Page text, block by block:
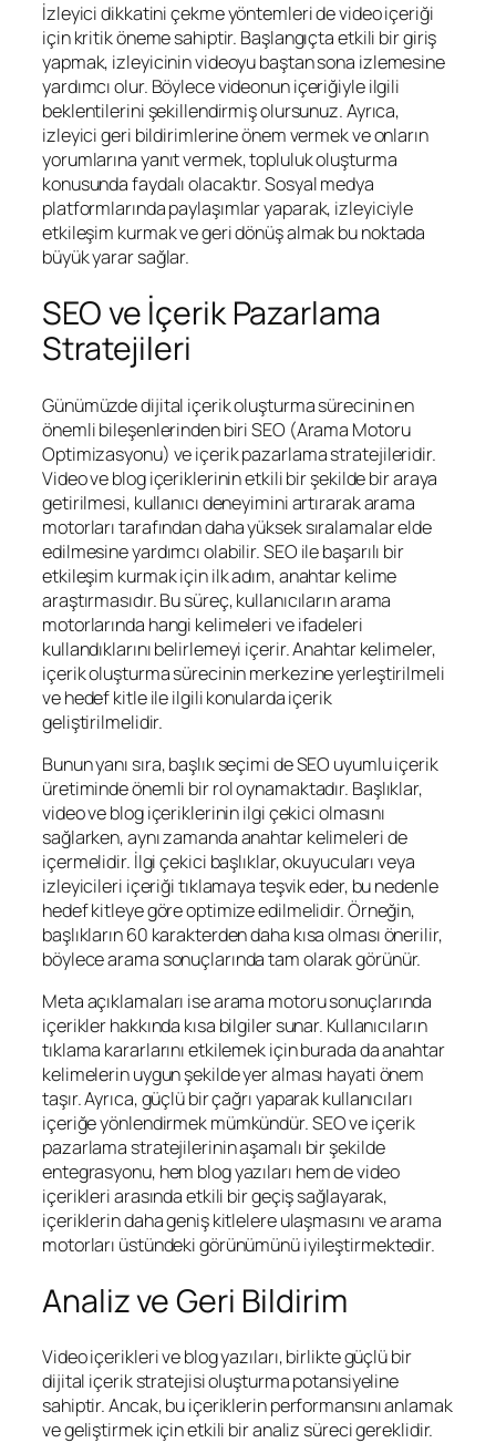
İzleyici dikkatini çekme yöntemleri de video içeriği
için kritik öneme sahiptir. Başlangıçta etkili bir giriş
yapmak, izleyicinin videoyu baştan sona izlemesine
yardımcı olur. Böylece videonun içeriğiyle ilgili
beklentilerini şekillendirmiş olursunuz. Ayrıca,
izleyici geri bildirimlerine önem vermek ve onların
yorumlarına yanıt vermek, topluluk oluşturma
konusunda faydalı olacaktır. Sosyal medya
platformlarında paylaşımlar yaparak, izleyiciyle
etkileşim kurmak ve geri dönüş almak bu noktada
büyük yarar sağlar.
SEO ve İçerik Pazarlama
Stratejileri
Günümüzde dijital içerik oluşturma sürecinin en
önemli bileşenlerinden biri SEO (Arama Motoru
Optimizasyonu) ve içerik pazarlama stratejileridir.
Video ve blog içeriklerinin etkili bir şekilde bir araya
getirilmesi, kullanıcı deneyimini artırarak arama
motorları tarafından daha yüksek sıralamalar elde
edilmesine yardımcı olabilir. SEO ile başarılı bir
etkileşim kurmak için ilk adım, anahtar kelime
araştırmasıdır. Bu süreç, kullanıcıların arama
motorlarında hangi kelimeleri ve ifadeleri
kullandıklarını belirlemeyi içerir. Anahtar kelimeler,
içerik oluşturma sürecinin merkezine yerleştirilmeli
ve hedef kitle ile ilgili konularda içerik
geliştirilmelidir.
Bunun yanı sıra, başlık seçimi de SEO uyumlu içerik
üretiminde önemli bir rol oynamaktadır. Başlıklar,
video ve blog içeriklerinin ilgi çekici olmasını
sağlarken, aynı zamanda anahtar kelimeleri de
içermelidir. İlgi çekici başlıklar, okuyucuları veya
izleyicileri içeriği tıklamaya teşvik eder, bu nedenle
hedef kitleye göre optimize edilmelidir. Örneğin,
başlıkların 60 karakterden daha kısa olması önerilir,
böylece arama sonuçlarında tam olarak görünür.
Meta açıklamaları ise arama motoru sonuçlarında
içerikler hakkında kısa bilgiler sunar. Kullanıcıların
tıklama kararlarını etkilemek için burada da anahtar
kelimelerin uygun şekilde yer alması hayati önem
taşır. Ayrıca, güçlü bir çağrı yaparak kullanıcıları
içeriğe yönlendirmek mümkündür. SEO ve içerik
pazarlama stratejilerinin aşamalı bir şekilde
entegrasyonu, hem blog yazıları hem de video
içerikleri arasında etkili bir geçiş sağlayarak,
içeriklerin daha geniş kitlelere ulaşmasını ve arama
motorları üstündeki görünümünü iyileştirmektedir.
Analiz ve Geri Bildirim
Video içerikleri ve blog yazıları, birlikte güçlü bir
dijital içerik stratejisi oluşturma potansiyeline
sahiptir. Ancak, bu içeriklerin performansını anlamak
ve geliştirmek için etkili bir analiz süreci gereklidir.